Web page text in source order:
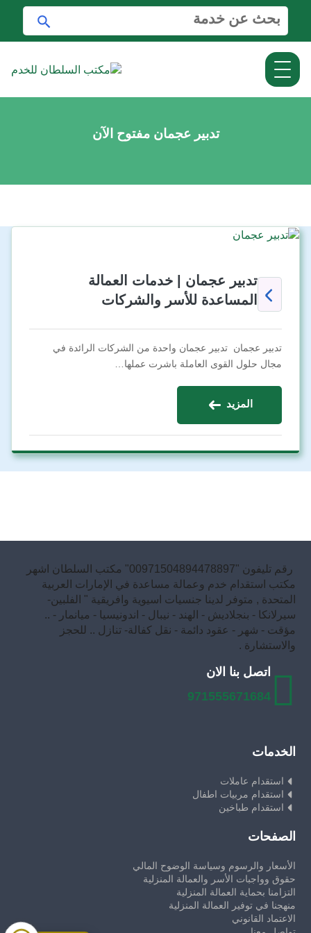
ب
ح
ث
ع
ب
ح
تدبير عجمان مفتوح الآن
تدبير عجمان | خدمات العمالة
المساعدة للأسر والشركات
تدبير عجمان تدبير عجمان واحدة من الشركات الرائدة في
مجال حلول القوى العاملة باشرت عملها…
المزيد
رقم تليفون "00971504894478897" مكتب السلطان اشهر
مكتب استقدام خدم وعمالة مساعدة في الإمارات العربية
المتحدة , متوفر لدينا جنسيات اسيوية وافريقية " الفلبين-
سيرلانكا - بنجلاديش - الهند - نيبال - اندونيسيا - ميانمار - ..
مؤقت - شهر - عقود دائمة - نقل كفالة- تنازل .. للحجز
والاستشارة .
اتصل بنا الان
971555671684
الخدمات
استقدام عاملات
استقدام مربيات اطفال
استقدام طباخين
الصفحات
الأسعار والرسوم وسياسة الوضوح المالي
حقوق وواجبات الأسر والعمالة المنزلية
التزامنا بحماية العمالة المنزلية
منهجنا في توفير العمالة المنزلية
الاعتماد القانوني